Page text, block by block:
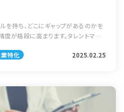
を持ち、どこにギャップがあるのかを
が格段に高まります。タレントマネ
解説します。
特化 2025.02.25